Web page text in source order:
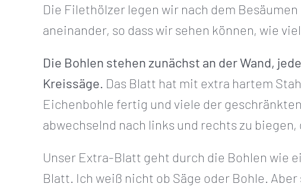
Die Filethölzer legen wir nach dem
aneinander, so dass wir sehen können, wie
Die Bohlen stehen zunächst an der Wand,
Kreissäge. Das Blatt hat mit extra hartem
Eichenbohle fertig und viele der
abwechselnd nach links und rechts zu
Unser Extra-Blatt geht durch die Bohlen wie
Blatt. Ich weiß nicht ob Säge oder Bohle.